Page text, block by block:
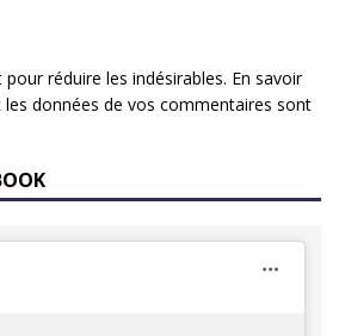
réduire les indésirables. En savoir
données de vos commentaires sont